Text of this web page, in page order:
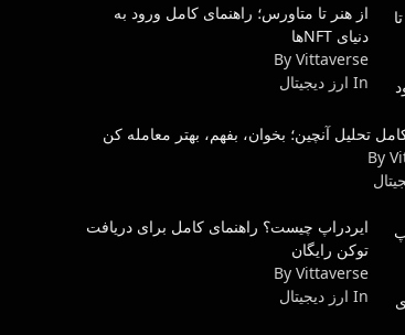
از هنر تا متاورس؛ راهنمای کامل ورود به
دنیای NFTها
By Vittaverse
In ارز دیجیتال
تحلیل آنچین؛ بخوان، بفهم، بهتر معامله کن
By
ایردراپ چیست؟ راهنمای کامل برای دریافت
توکن رایگان
By Vittaverse
In ارز دیجیتال